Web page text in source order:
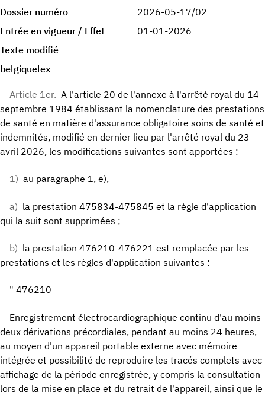
Dossier numéro
2026-05-17/02
Entrée en vigueur / Effet
01-01-2026
Texte modifié
belgiquelex
Article 1er. A l'article 20 de l'annexe à l'arrêté royal du 14
septembre 1984 établissant la nomenclature des prestations
de santé en matière d'assurance obligatoire soins de santé et
indemnités, modifié en dernier lieu par l'arrêté royal du 23
avril 2026, les modifications suivantes sont apportées :
1) au paragraphe 1, e),
a) la prestation 475834-475845 et la règle d'application
qui la suit sont supprimées ;
b) la prestation 476210-476221 est remplacée par les
prestations et les règles d'application suivantes :
" 476210
Enregistrement électrocardiographique continu d'au moins
deux dérivations précordiales, pendant au moins 24 heures,
au moyen d'un appareil portable externe avec mémoire
intégrée et possibilité de reproduire les tracés complets avec
affichage de la période enregistrée, y compris la consultation
lors de la mise en place et du retrait de l'appareil, ainsi que le